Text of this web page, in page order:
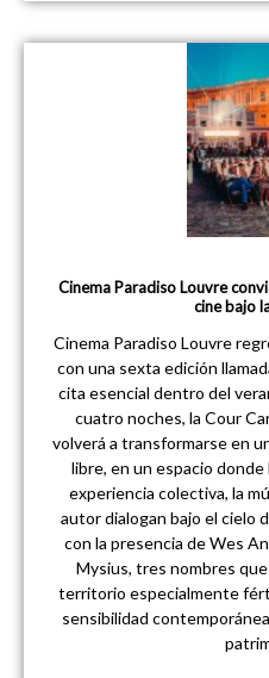
Cinema Paradiso Louvre
cine bajo
Cinema Paradiso Louvre
con una sexta edición
cita esencial dentro del
cuatro noches, la Cour
volverá a transformarse en
libre, en un espacio
experiencia colectiva, la
autor dialogan bajo el cielo
con la presencia de Wes
Mysius, tres nombres
territorio especialmente
sensibilidad